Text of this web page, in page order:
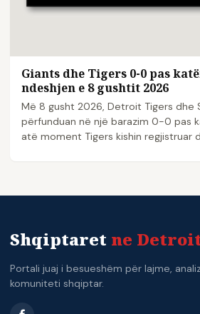
Giants dhe Tigers 0-0 pas
ndeshjen e 8 gushtit 2026
Më 8 gusht 2026, Detroit Tigers dhe
përfunduan në një barazim 0-0 pas
atë moment Tigers kishin regjistruar
Shqiptaret ne
Portali juaj i besueshëm për lajme,
komuniteti shqiptar.